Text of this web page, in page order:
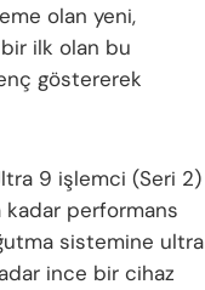
olan yeni,
ilk olan bu
göstererek
9 işlemci (Seri 2)
kadar performans
sistemine ultra
ince bir cihaz